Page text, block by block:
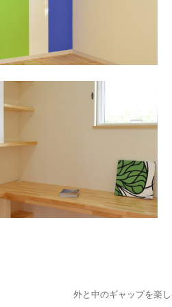
外と中のギャップを楽